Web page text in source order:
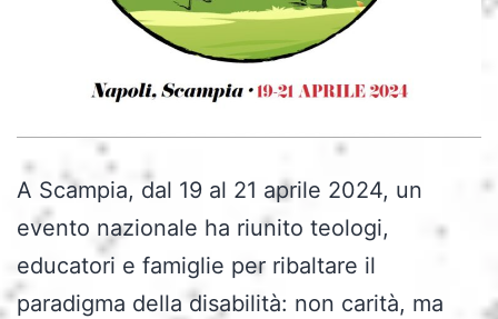
A Scampia, dal 19 al 21 aprile 2024, un
evento nazionale ha riunito teologi,
educatori e famiglie per ribaltare il
paradigma della disabilità: non carità, ma